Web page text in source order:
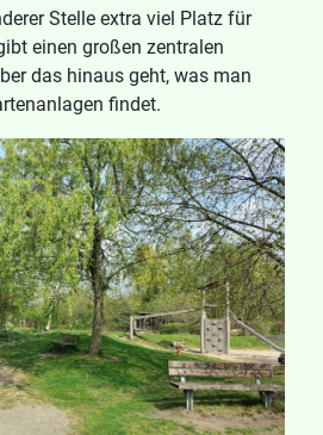
Stelle extra viel Platz für
einen großen zentralen
das hinaus geht, was man
findet.